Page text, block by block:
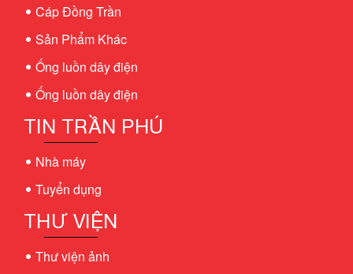
Cáp Đồng Trần
Sản Phẩm Khác
Ống luồn dây điện
Ống luồn dây điện
TIN TRẦN PHÚ
Nhà máy
Tuyển dụng
THƯ VIỆN
Thư viện ảnh